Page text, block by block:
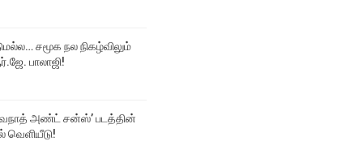
சமூக நல நிகழ்விலும்
பாலாஜி!
அண்ட் சன்ஸ்’ படத்தின்
வெளியீடு!